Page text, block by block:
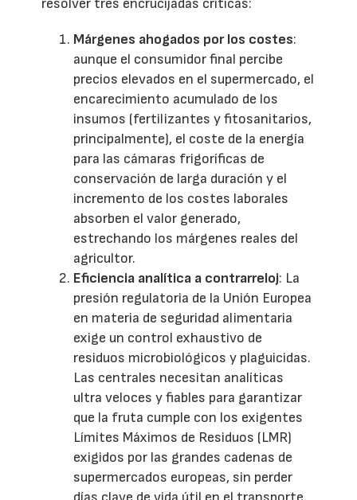
Márgenes ahogados por los costes:
aunque el consumidor final percibe
precios elevados en el supermercado, el
encarecimiento acumulado de los
insumos (fertilizantes y fitosanitarios,
principalmente), el coste de la energía
para las cámaras frigoríficas de
conservación de larga duración y el
incremento de los costes laborales
absorben el valor generado,
estrechando los márgenes reales del
agricultor.
Eficiencia analítica a contrarreloj: La
presión regulatoria de la Unión Europea
en materia de seguridad alimentaria
exige un control exhaustivo de
residuos microbiológicos y plaguicidas.
Las centrales necesitan analíticas
ultra veloces y fiables para garantizar
que la fruta cumple con los exigentes
Límites Máximos de Residuos (LMR)
exigidos por las grandes cadenas de
supermercados europeas, sin perder